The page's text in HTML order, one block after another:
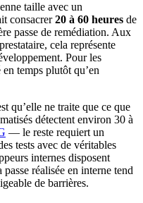
taille avec un
consacrer20 à 60 heures de
passe de remédiation. Aux
cela représente
Pour les
temps plutôt qu’en
qu’elle ne traite que ce que
détectent environ 30 à
— le reste requiert un
tests avec de véritables
internes disposent
réalisée en interne tend
de barrières.